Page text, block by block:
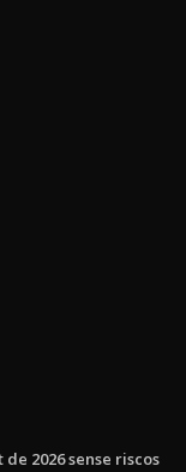
2026 sense riscos